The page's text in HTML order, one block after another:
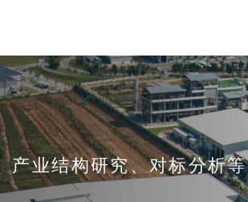
产业结构研究、对标分析等